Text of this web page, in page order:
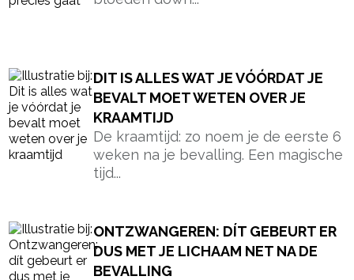
DIT IS ALLES WAT JE VÓÓRDAT JE
BEVALT MOET WETEN OVER JE
KRAAMTIJD
De kraamtijd: zo noem je de eerste 6
weken na je bevalling. Een magische
tijd...
ONTZWANGEREN: DÍT GEBEURT ER
DUS MET JE LICHAAM NET NA DE
BEVALLING